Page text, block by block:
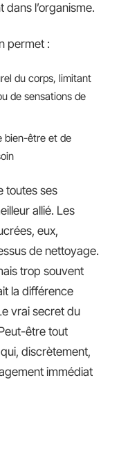
l’organisme.
permet :
du corps, limitant
de sensations de
bien-être et de
toutes ses
allié. Les
eux,
de nettoyage.
trop souvent
la différence
vrai secret du
être tout
discrètement,
immédiat